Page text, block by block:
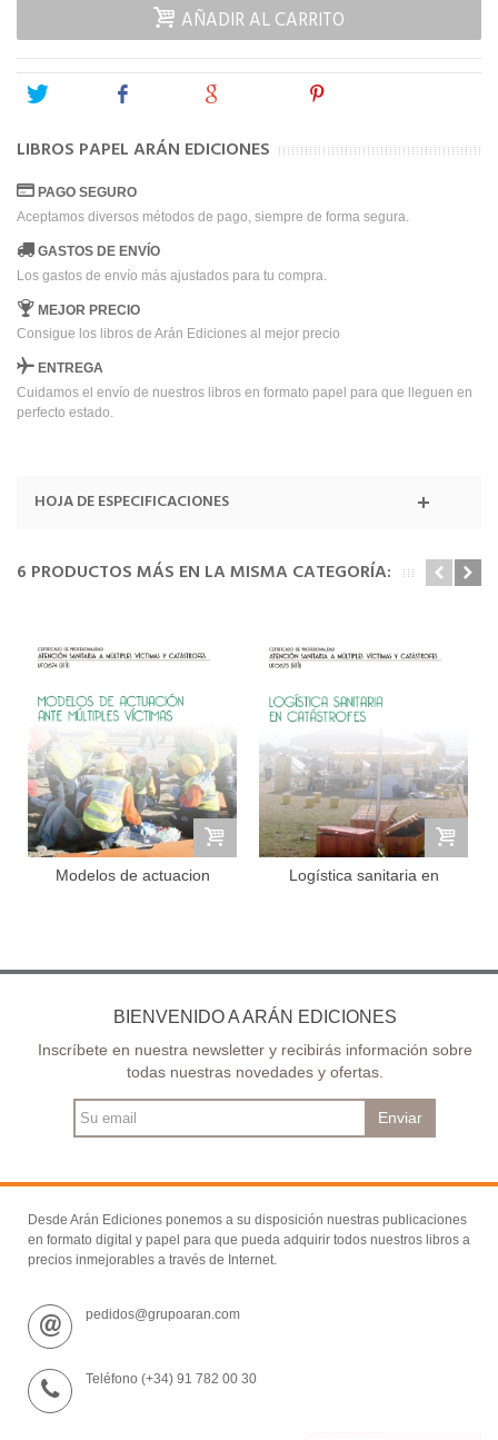
AÑADIR AL CARRITO
Tweet
LIBROS PAPEL ARÁN EDICIONES
PAGO SEGURO
Aceptamos diversos métodos de pago, siempre de forma segura.
GASTOS DE ENVÍO
Los gastos de envío más ajustados para tu compra.
MEJOR PRECIO
Consigue los libros de Arán Ediciones al mejor precio
ENTREGA
Cuidamos el envío de nuestros libros en formato papel para que lleguen en
perfecto estado.
HOJA DE ESPECIFICACIONES
6 PRODUCTOS MÁS EN LA MISMA CATEGORÍA:
Modelos de actuacion
Logística sanitaria en
BIENVENIDO A ARÁN EDICIONES
Inscríbete en nuestra newsletter y recibirás información sobre
todas nuestras novedades y ofertas.
Enviar
Desde Arán Ediciones ponemos a su disposición nuestras publicaciones
en formato digital y papel para que pueda adquirir todos nuestros libros a
precios inmejorables a través de Internet.
pedidos@grupoaran.com
Teléfono (+34) 91 782 00 30